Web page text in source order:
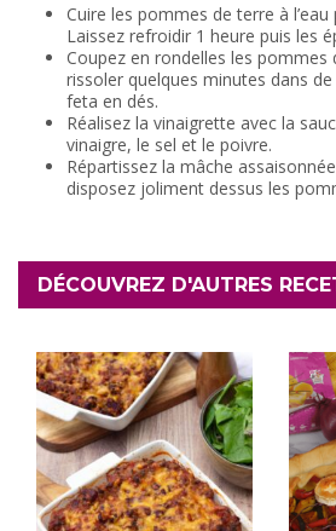
Cuire les pommes de terre à
Laissez refroidir 1 heure puis les
Coupez en rondelles les pommes
rissoler quelques minutes dans de
feta en dés.
Réalisez la vinaigrette avec la
vinaigre, le sel et le poivre.
Répartissez la mâche
disposez joliment dessus les
DÉCOUVREZ D'AUTRES